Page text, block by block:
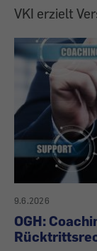
VKI erzielt
9.6.2026
OGH: